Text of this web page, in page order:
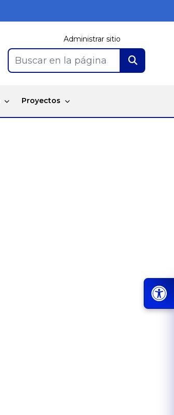
Administrar sitio
Buscar en la página
Proyectos